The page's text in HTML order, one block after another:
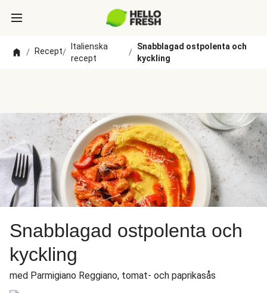
/ Recept/
Italienska
recept
/
Snabblagad ostpolenta och
kyckling
Snabblagad ostpolenta och
kyckling
med Parmigiano Reggiano, tomat- och paprikasås